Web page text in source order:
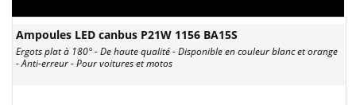
Ampoules LED canbus P21W 1156 BA15S
Ergots plat à 180° - De haute qualité - Disponible en couleur blanc et orange
- Anti-erreur - Pour voitures et motos